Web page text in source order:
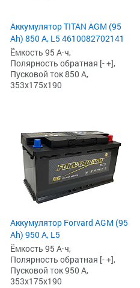
Аккумулятор TITAN AGM (95
Ah) 850 А, L5 4610082702141
Ёмкость 95 А·ч,
Полярность обратная [- +],
Пусковой ток 850 А,
353x175x190
Аккумулятор Forvard AGM (95
Ah) 950 А, L5
Ёмкость 95 А·ч,
Полярность обратная [- +],
Пусковой ток 950 А,
353x175x190